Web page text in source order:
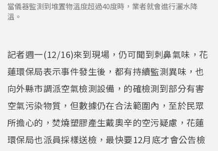
當儀器監測到堆置物溫度超過40度時，業者就會進行灑水降
溫。
​記者週一(12/16)來到現場，仍可聞到刺鼻氣味，花
蓮環保局表示事件發生後，都有持續監測異味，也
向外縣市調派空氣檢測設備，的確檢測到部分有害
空氣污染物質，但數據仍在合法範圍內，至於民眾
所擔心的，焚燒塑膠產生戴奧辛的空污疑慮，花蓮
環保局也派員採樣送檢，最快要12月底才會公告檢